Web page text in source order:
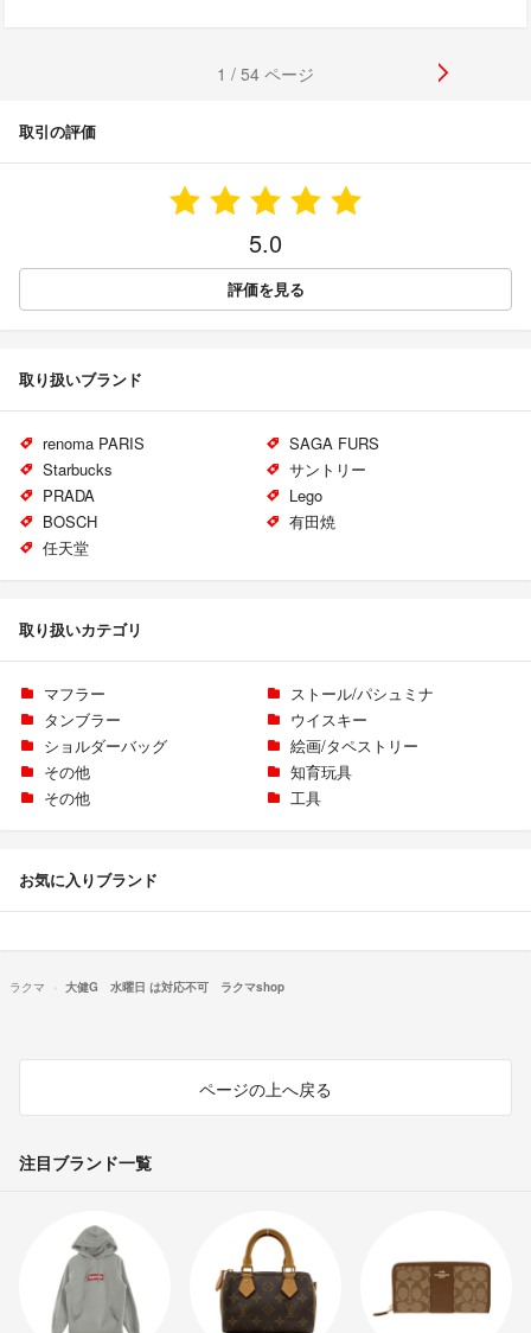
1 / 54 ページ
取引の評価
5.0
評価を見る
取り扱いブランド
renoma PARIS
SAGA FURS
Starbucks
サントリー
PRADA
Lego
BOSCH
有田焼
任天堂
取り扱いカテゴリ
マフラー
ストール/パシュミナ
タンブラー
ウイスキー
ショルダーバッグ
絵画/タペストリー
その他
知育玩具
その他
工具
お気に入りブランド
ラクマ 大健G 水曜日 は対応不可 ラクマshop
ページの上へ戻る
注目ブランド一覧